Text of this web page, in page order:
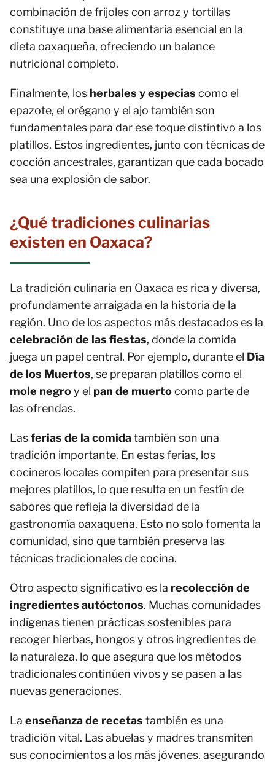
combinación de frijoles con arroz y tortillas
constituye una base alimentaria esencial en la
dieta oaxaqueña, ofreciendo un balance
nutricional completo.
Finalmente, los herbales y especias como el
epazote, el orégano y el ajo también son
fundamentales para dar ese toque distintivo a los
platillos. Estos ingredientes, junto con técnicas de
cocción ancestrales, garantizan que cada bocado
sea una explosión de sabor.
¿Qué tradiciones culinarias
existen en Oaxaca?
La tradición culinaria en Oaxaca es rica y diversa,
profundamente arraigada en la historia de la
región. Uno de los aspectos más destacados es la
celebración de las fiestas, donde la comida
juega un papel central. Por ejemplo, durante el Día
de los Muertos, se preparan platillos como el
mole negroy el pan de muertocomo parte de
las ofrendas.
Lasferias de la comidatambién son una
tradición importante. En estas ferias, los
cocineros locales compiten para presentar sus
mejores platillos, lo que resulta en un festín de
sabores que refleja la diversidad de la
gastronomía oaxaqueña. Esto no solo fomenta la
comunidad, sino que también preserva las
técnicas tradicionales de cocina.
Otro aspecto significativo es la recolección de
ingredientes autóctonos. Muchas comunidades
indígenas tienen prácticas sostenibles para
recoger hierbas, hongos y otros ingredientes de
la naturaleza, lo que asegura que los métodos
tradicionales continúen vivos y se pasen a las
nuevas generaciones.
La enseñanza de recetas también es una
tradición vital. Las abuelas y madres transmiten
sus conocimientos a los más jóvenes, asegurando